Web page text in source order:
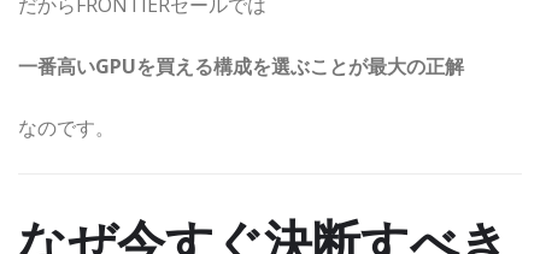
だからFRONTIERセールでは
一番高いGPUを買える構成を選ぶことが最大の正解
なのです。